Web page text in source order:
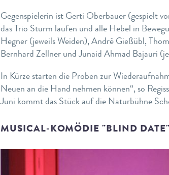
Gegenspielerin ist Gerti Oberbauer (gespielt
das Trio Sturm laufen und alle Hebel in
Hegner (jeweils Weiden), André Gießübl,
Bernhard Zellner und Junaid Ahmad Bajauri
In Kürze starten die Proben zur
Neuen an die Hand nehmen können“, so
Juni kommt das Stück auf die Naturbühne
MUSICAL-KOMÖDIE "BLIND